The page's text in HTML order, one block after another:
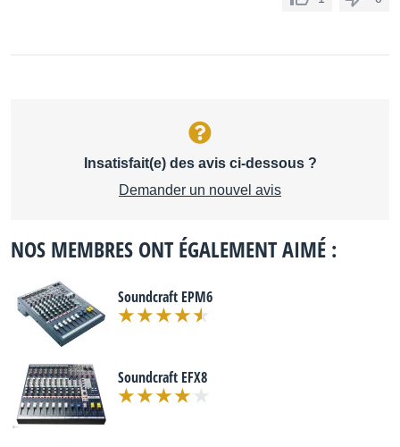
Insatisfait(e) des avis ci-dessous ?
Demander un nouvel avis
NOS MEMBRES ONT ÉGALEMENT AIMÉ :
Soundcraft EPM6
Soundcraft EFX8